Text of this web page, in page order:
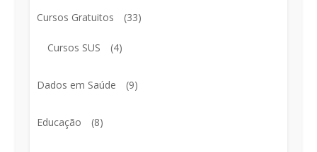
Cursos Gratuitos (33)
Cursos SUS (4)
Dados em Saúde (9)
Educação (8)